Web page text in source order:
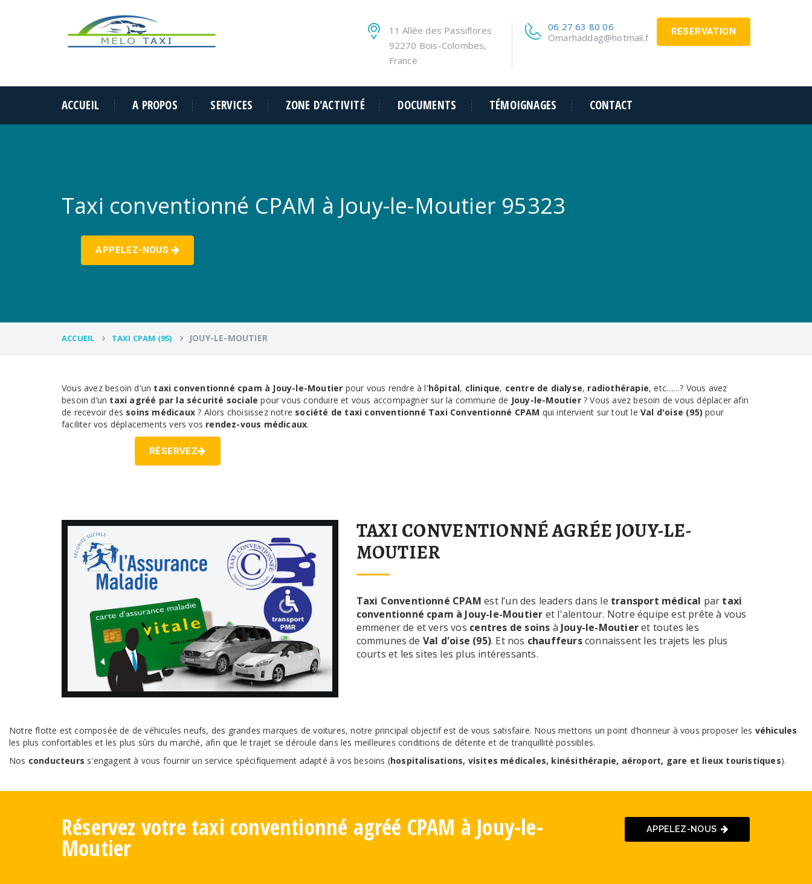
RESERVATION
06 27 63 80 06
Omarhaddag@hotmail.fr
11 Allée des Passiflores
92270 Bois-Colombes,
France
ACCUEIL A PROPOS SERVICES ZONE D'ACTIVITÉ DOCUMENTS TÉMOIGNAGES CONTACT
Taxi conventionné CPAM à Jouy-le-Moutier 95323
APPELEZ-NOUS
ACCUEIL TAXI CPAM (95) JOUY-LE-MOUTIER
Vous avez besoin d'un taxi conventionné cpam à Jouy-le-Moutier pour vous rendre à l'hôpital, clinique, centre de dialyse, radiothérapie, etc……? Vous avez
besoin d’un taxi agréé par la sécurité sociale pour vous conduire et vous accompagner sur la commune de Jouy-le-Moutier? Vous avez besoin de vous déplacer afin
de recevoir des soins médicaux? Alors choisissez notre société de taxi conventionné Taxi Conventionné CPAM qui intervient sur tout leVal d'oise (95) pour
faciliter vos déplacements vers vos rendez-vous médicaux.
RÉSERVEZ
TAXI CONVENTIONNÉ AGRÉE JOUY-LE-
MOUTIER
Taxi Conventionné CPAM est l’un des leaders dans le transport médical par taxi
conventionné cpam à Jouy-le-Moutier et l'alentour. Notre équipe est prête à vous
emmener de et vers vos centres de soins à Jouy-le-Moutieret toutes les
communes de Val d'oise (95). Et nos chauffeursconnaissent les trajets les plus
courts et les sites les plus intéressants.
Notre flotte est composée de de véhicules neufs, des grandes marques de voitures, notre principal objectif est de vous satisfaire. Nous mettons un point d’honneur à vous proposer les véhicules
les plus confortables et les plus sûrs du marché, afin que le trajet se déroule dans les meilleures conditions de détente et de tranquillité possibles.
Nos conducteurs s'engagent à vous fournir un service spécifiquement adapté à vos besoins (hospitalisations, visites médicales, kinésithérapie, aéroport, gare et lieux touristiques).
Réservez votre taxi conventionné agréé CPAM à Jouy-le-
Moutier
APPELEZ-NOUS